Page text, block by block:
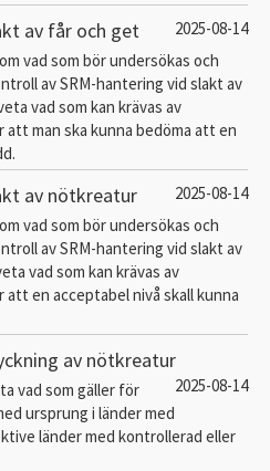
av får och get
2025-08-14
vad som bör undersökas och
av SRM-hantering vid slakt av
vad som kan krävas av
man ska kunna bedöma att en
av nötkreatur
2025-08-14
vad som bör undersökas och
av SRM-hantering vid slakt av
vad som kan krävas av
en acceptabel nivå skall kunna
av nötkreatur
2025-08-14
vad som gäller för
ursprung i länder med
länder med kontrollerad eller